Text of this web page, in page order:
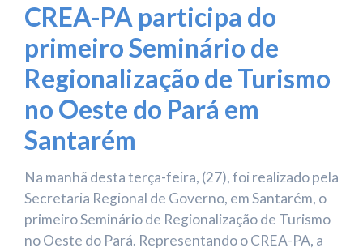
CREA-PA participa do
primeiro Seminário de
Regionalização de Turismo
no Oeste do Pará em
Santarém
Na manhã desta terça-feira, (27), foi realizado pela
Secretaria Regional de Governo, em Santarém, o
primeiro Seminário de Regionalização de Turismo
no Oeste do Pará. Representando o CREA-PA, a